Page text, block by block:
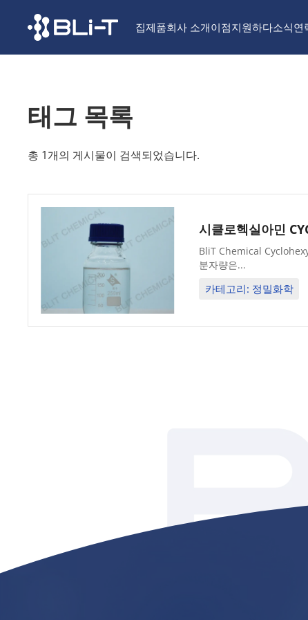
집제품회사 소개이점지원하다소식연
태그 목록
총 1개의 게시물이 검색되었습니다.
시클로헥실아민
BliT Chemical
분자량은...
카테고리: 정밀화학